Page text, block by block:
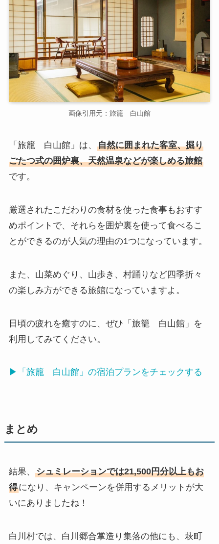
画像引用元：旅籠 白山館
「旅籠 白山館」は、 自然に囲まれた客室、掘り
ごたつ式の囲炉裏、天然温泉などが楽しめる旅館
です。
厳選されたこだわりの食材を使った食事もおすす
めポイントで、それらを囲炉裏を使って食べるこ
とができるのが人気の理由の1つになっています。
また、山菜めぐり、山歩き、村踊りなど四季折々
の楽しみ方ができる旅館になっていますよ。
日頃の疲れを癒すのに、ぜひ「旅籠 白山館」を
利用してみてください。
▶「旅籠 白山館」の宿泊プランをチェックする
まとめ
結果、 シュミレーションでは21,500円分以上もお
得になり、キャンペーンを併用するメリットが大
いにありましたね！
白川村では、白川郷合掌造り集落の他にも、萩町